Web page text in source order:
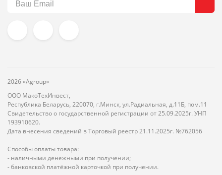
2026 «Agroup»
ООО МакоТехИнвест,
Республика Беларусь, 220070, г.Минск, ул.Радиальная, д.11Б, пом.11
Свидетельство о государственной регистрации от 25.09.2025г. УНП
193910620.
Дата внесения сведений в Торговый реестр 21.11.2025г. №762056
Способы оплаты товара:
- наличными денежными при получении;
- банковской платёжной карточкой при получении.